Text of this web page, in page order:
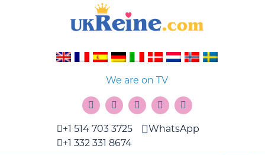
We are on TV
+1 514 703 3725
+1 332 331 8674
WhatsApp